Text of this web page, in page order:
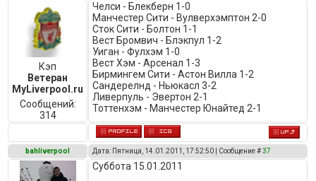
Кэп
Ветеран
MyLiverpool.ru
Сообщений:
314
Челси - Блекберн 1-0
Манчестер Сити - Вулверхэмптон 2-0
Сток Сити - Болтон 1-1
Вест Бромвич - Блэкпул 1-2
Уиган - Фулхэм 1-0
Вест Хэм - Арсенал 1-3
Бирмингем Сити - Астон Вилла 1-2
Сандерелнд - Ньюкасл 3-2
Ливерпуль - Эвертон 2-1
Тоттенхэм - Манчестер Юнайтед 2-1
bahliverpool Дата: Пятница, 14.01.2011, 17:52:50 | Сообщение #37
Суббота 15.01.2011